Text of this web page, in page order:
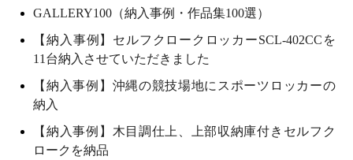
GALLERY100（納入事例・作品集100選）
【納入事例】セルフクロークロッカーSCL-402CCを
11台納入させていただきました
【納入事例】沖縄の競技場地にスポーツロッカーの
納入
【納入事例】木目調仕上、上部収納庫付きセルフク
ロークを納品